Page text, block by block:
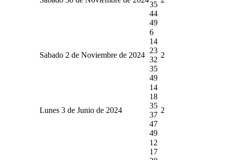
35
44
49
Sabado 2 de Noviembre de 2024
6
14
23
32
35
49
2
Lunes 3 de Junio de 2024
14
18
35
37
47
49
2
12
17